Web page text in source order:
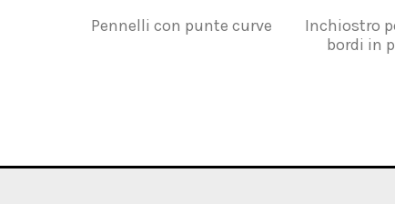
Pennelli con punte curve
Inchiostro
bordi in